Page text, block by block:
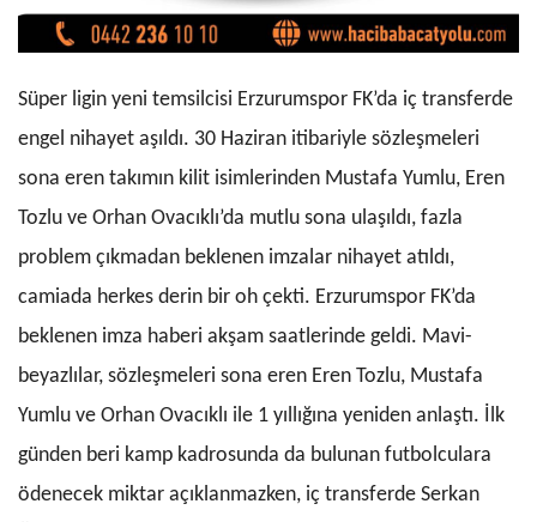
Süper ligin yeni temsilcisi Erzurumspor FK’da iç transferde
engel nihayet aşıldı. 30 Haziran itibariyle sözleşmeleri
sona eren takımın kilit isimlerinden Mustafa Yumlu, Eren
Tozlu ve Orhan Ovacıklı’da mutlu sona ulaşıldı, fazla
problem çıkmadan beklenen imzalar nihayet atıldı,
camiada herkes derin bir oh çekti. Erzurumspor FK’da
beklenen imza haberi akşam saatlerinde geldi. Mavi-
beyazlılar, sözleşmeleri sona eren Eren Tozlu, Mustafa
Yumlu ve Orhan Ovacıklı ile 1 yıllığına yeniden anlaştı. İlk
günden beri kamp kadrosunda da bulunan futbolculara
ödenecek miktar açıklanmazken, iç transferde Serkan